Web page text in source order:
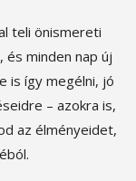
teli önismereti
minden nap új
is így megélni, jó
– azokra is,
az élményeidet,